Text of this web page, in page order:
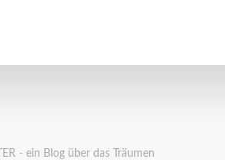
- ein Blog über das Träumen